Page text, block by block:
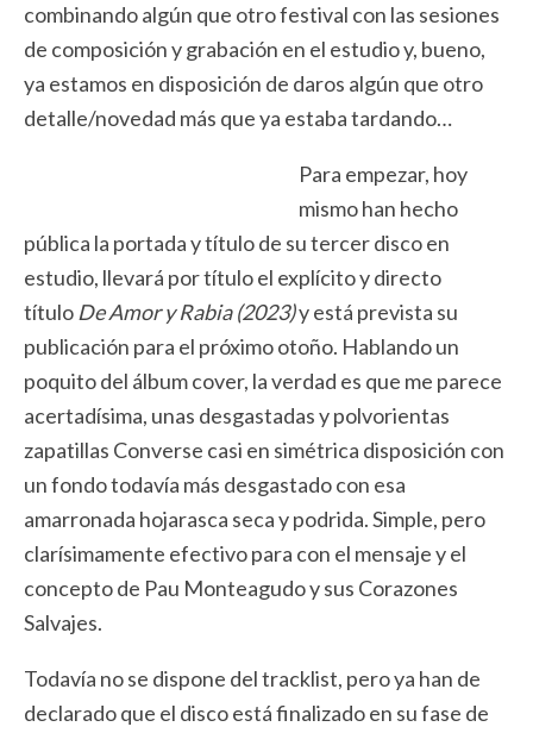
combinando algún que otro festival con las sesiones
de composición y grabación en el estudio y, bueno,
ya estamos en disposición de daros algún que otro
detalle/novedad más que ya estaba tardando…
Para empezar, hoy
mismo han hecho
pública la portada y título de su tercer disco en
estudio, llevará por título el explícito y directo
título De Amor y Rabia (2023)y está prevista su
publicación para el próximo otoño. Hablando un
poquito del álbum cover, la verdad es que me parece
acertadísima, unas desgastadas y polvorientas
zapatillas Converse casi en simétrica disposición con
un fondo todavía más desgastado con esa
amarronada hojarasca seca y podrida. Simple, pero
clarísimamente efectivo para con el mensaje y el
concepto de Pau Monteagudo y sus Corazones
Salvajes.
Todavía no se dispone del tracklist, pero ya han de
declarado que el disco está finalizado en su fase de